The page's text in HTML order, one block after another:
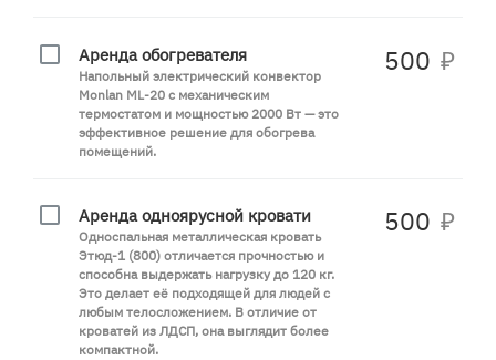
Аренда обогревателя
Напольный электрический конвектор
Monlan ML-20 с механическим
термостатом и мощностью 2000 Вт — это
эффективное решение для обогрева
помещений.
500 ₽
Аренда одноярусной кровати
Односпальная металлическая кровать
Этюд-1 (800) отличается прочностью и
способна выдержать нагрузку до 120 кг.
Это делает её подходящей для людей с
любым телосложением. В отличие от
кроватей из ЛДСП, она выглядит более
компактной.
500 ₽